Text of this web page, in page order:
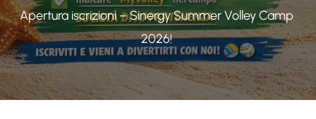
Apertura iscrizioni – Sinergy Summer Volley Camp
2026!